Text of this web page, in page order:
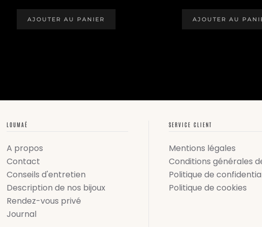
INITIAL
ÉTAIT :
ACTUEL
EST :
AJOUTER AU PANIER
INITIAL
ÉTAIT :
AJOUTER AU
LOUMAÉ
A propos
Contact
Conseils d'entretien
Description de nos bijoux
Rendez-vous privé
Journal
SERVICE CLIENT
Mentions légales
Conditions générales
Politique de
Politique de cookies